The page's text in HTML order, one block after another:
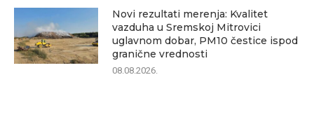
Novi rezultati merenja: Kvalitet
vazduha u Sremskoj Mitrovici
uglavnom dobar, PM10 čestice ispod
granične vrednosti
08.08.2026.